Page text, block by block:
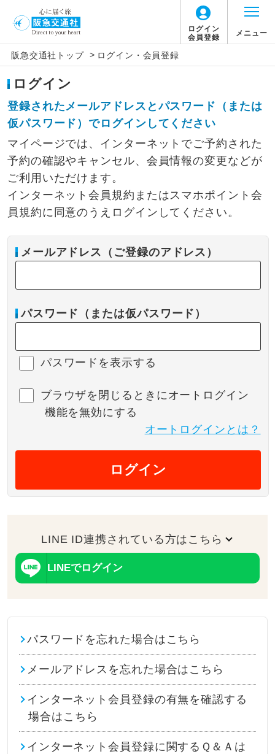
ログイン
会員登録
メニュー
阪急交通社トップ > ログイン・会員登録
ログイン
登録されたメールアドレスとパスワード（または
仮パスワード）でログインしてください
マイページでは、インターネットでご予約された
予約の確認やキャンセル、会員情報の変更などが
ご利用いただけます。
インターネット会員規約またはスマホポイント会
員規約に同意のうえログインしてください。
メールアドレス（ご登録のアドレス）
パスワード（または仮パスワード）
パスワードを表示する
ブラウザを閉じるときにオートログイン
機能を無効にする
オートログインとは？
ログイン
LINE ID連携されている方はこちら
LINEでログイン
パスワードを忘れた場合はこちら
メールアドレスを忘れた場合はこちら
インターネット会員登録の有無を確認する
場合はこちら
インターネット会員登録に関するＱ＆Ａは